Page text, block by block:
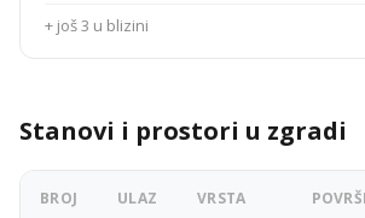
+ još 3 u blizini
Stanovi i prostori u zgradi
BROJ ULAZ VRSTA